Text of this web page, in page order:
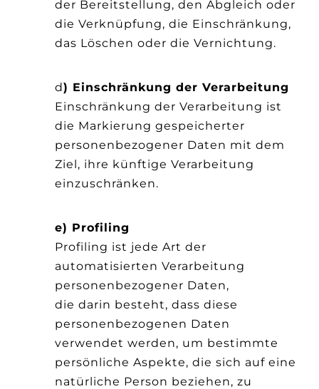
der Bereitstellung, den Abgleich oder
die Verknüpfung, die Einschränkung,
das Löschen oder die Vernichtung.
d) Einschränkung der Verarbeitung
Einschränkung der Verarbeitung ist
die Markierung gespeicherter
personenbezogener Daten mit dem
Ziel, ihre künftige Verarbeitung
einzuschränken.
e) Profiling
Profiling ist jede Art der
automatisierten Verarbeitung
personenbezogener Daten,
die darin besteht, dass diese
personenbezogenen Daten
verwendet werden, um bestimmte
persönliche Aspekte, die sich auf eine
natürliche Person beziehen, zu